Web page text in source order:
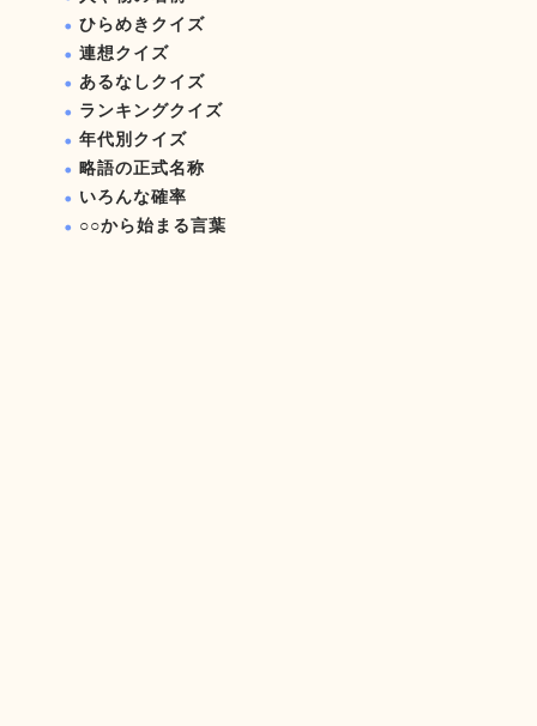
ひらめきクイズ
連想クイズ
あるなしクイズ
ランキングクイズ
年代別クイズ
略語の正式名称
いろんな確率
○○から始まる言葉